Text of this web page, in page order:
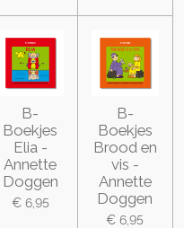
B-
Boekjes
Elia -
Annette
Doggen
€ 6,95
B-
Boekjes
Brood en
vis -
Annette
Doggen
€ 6,95